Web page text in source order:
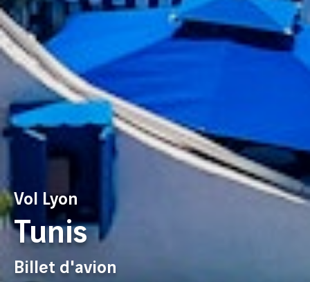
Vol Lyon
Tunis
Billet d'avion